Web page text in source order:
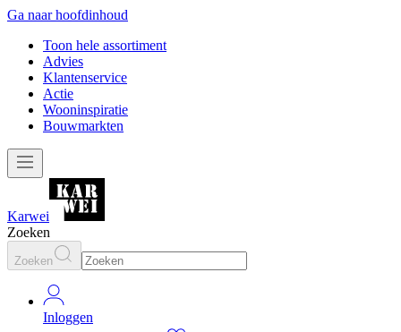
Ga naar hoofdinhoud
Toon hele assortiment
Advies
Klantenservice
Actie
Wooninspiratie
Bouwmarkten
Karwei
Zoeken
Zoeken
Inloggen